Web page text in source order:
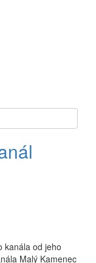
kanála od jeho
Malý Kamenec